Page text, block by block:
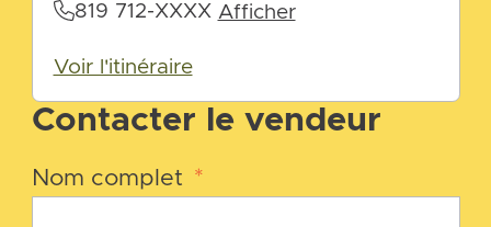
Contacter le vendeur
Nom complet *
819 712-XXXX Afficher
Voir l'itinéraire